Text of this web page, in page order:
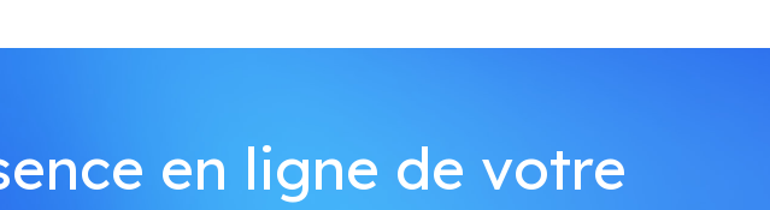
en ligne de votre